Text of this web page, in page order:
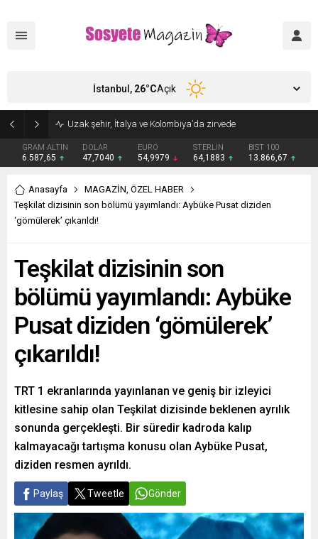
GRAM ALTIN
6.587,65
DOLAR
47,7040
EURO
54,9979
STERLİN
64,1883
BIST 100
13.866,67
İstanbul, 26°CAçık
Anasayfa MAGAZİN, ÖZEL HABER
Teşkilat dizisinin son bölümü yayımlandı: Aybüke Pusat diziden
‘gömülerek’ çıkarıldı!
Teşkilat dizisinin son
bölümü yayımlandı: Aybüke
Pusat diziden ‘gömülerek’
çıkarıldı!
TRT 1 ekranlarında yayınlanan ve geniş bir izleyici
kitlesine sahip olan Teşkilat dizisinde beklenen ayrılık
sonunda gerçekleşti. Bir süredir kadroda kalıp
kalmayacağı tartışma konusu olan Aybüke Pusat,
diziden resmen ayrıldı.
Paylaş Tweetle Gönder